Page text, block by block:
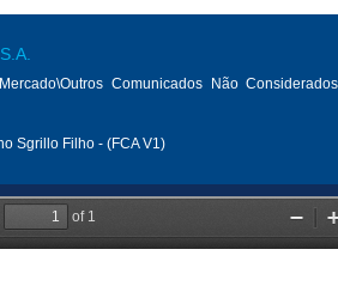
Comunicados Não
Sgrillo Filho - (FCA V1)